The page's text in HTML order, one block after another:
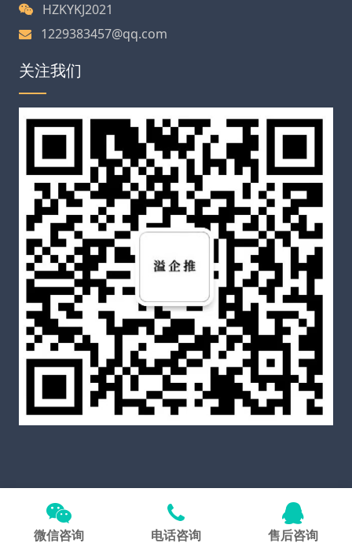
HZKYKJ2021
1229383457@qq.com
关注我们
Copyright © 2025 溢企推官网 All Rights Reserved
号粤ICP备2021060587号-5
微信咨询 电话咨询 售后咨询